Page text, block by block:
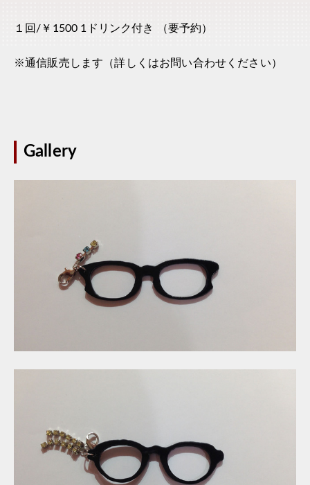
１回/￥1500 1ドリンク付き （要予約）
※通信販売します（詳しくはお問い合わせください）
Gallery